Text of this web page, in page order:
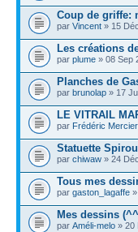
Coup de griffe:
par Vincent » 15
Les créations
par plume » 08 Sep
Planches de
par brunolap » 17
LE VITRAIL
par Frédéric Mercier
Statuette
par chiwaw » 24
Tous mes
par gaston_lagaffe
Mes dessins
par Améli-melo » 20